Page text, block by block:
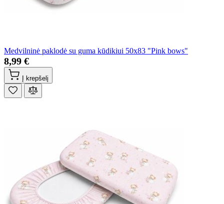
Medvilninė paklodė su guma kūdikiui 50x83 "Pink bows"
8,99 €
Į krepšelį